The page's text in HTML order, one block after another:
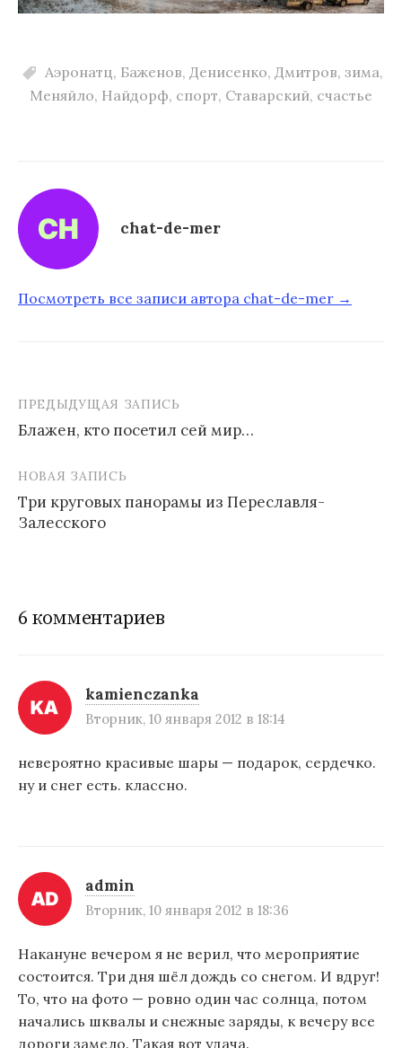
Аэронатц, Баженов, Денисенко, Дмитров, зима,
Меняйло, Найдорф, спорт, Ставарский, счастье
chat-de-mer
Посмотреть все записи автора chat-de-mer →
а
в
а
и
я
п
о
и
с
я
м
ПРЕДЫДУЩАЯ ЗАПИСЬ
Блажен, кто посетил сей мир…
НОВАЯ ЗАПИСЬ
Три круговых панорамы из Переславля-
Залесского
6 комментариев
kamienczanka
Вторник, 10 января 2012 в 18:14
невероятно красивые шары — подарок, сердечко.
ну и снег есть. классно.
admin
Вторник, 10 января 2012 в 18:36
Накануне вечером я не верил, что мероприятие
состоится. Три дня шёл дождь со снегом. И вдруг!
То, что на фото — ровно один час солнца, потом
начались шквалы и снежные заряды, к вечеру все
дороги замело. Такая вот удача.